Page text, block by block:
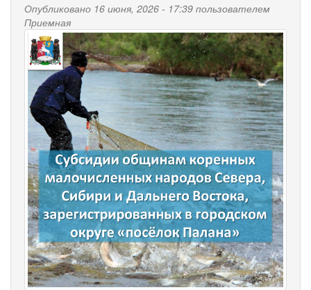
Опубликовано 16 июня, 2026 - 17:39 пользователем
Приемная